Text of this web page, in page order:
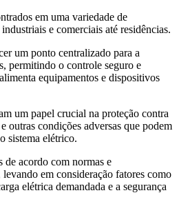
em uma variedade de
e comerciais até residências.
um ponto centralizado para a
permitindo o controle seguro e
equipamentos e dispositivos
um papel crucial na proteção contra
outras condições adversas que podem
sistema elétrico.
de acordo com normas e
em consideração fatores como
elétrica demandada e a segurança